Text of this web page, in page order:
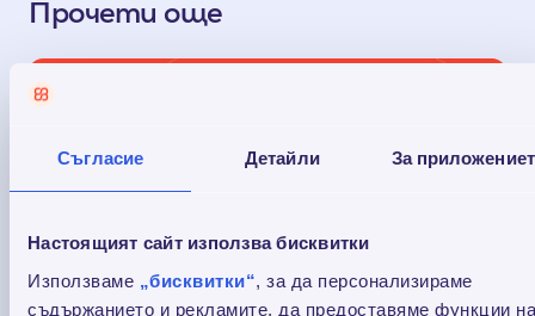
Съгласие Детайли За
Настоящият сайт използва бисквитки
Използваме „бисквитки“, за да персонализираме
съдържанието и рекламите, да предоставяме функции на
Прочети още